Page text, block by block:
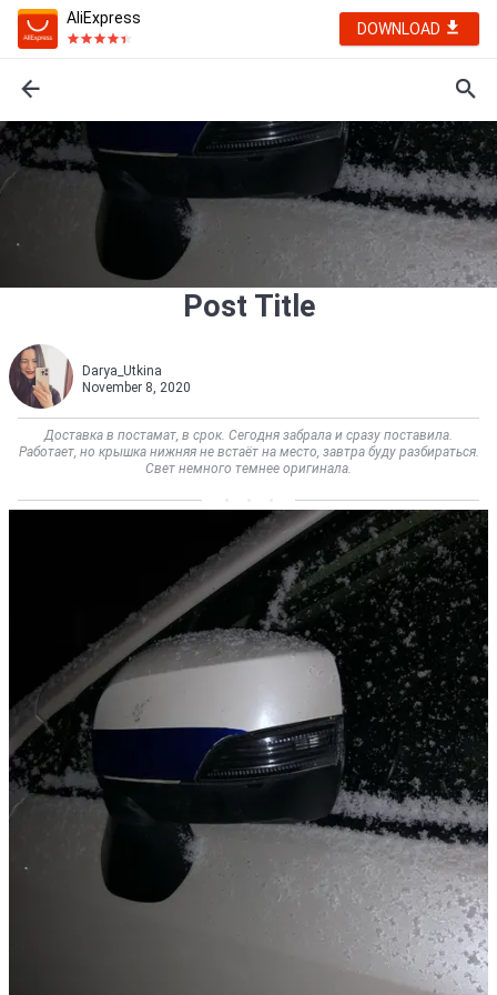
AliExpress
DOWNLOAD
Post Title
Darya_Utkina
November 8, 2020
Доставка в постамат, в срок. Сегодня забрала и сразу поставила.
Работает, но крышка нижняя не встаёт на место, завтра буду разбираться.
Свет немного темнее оригинала.